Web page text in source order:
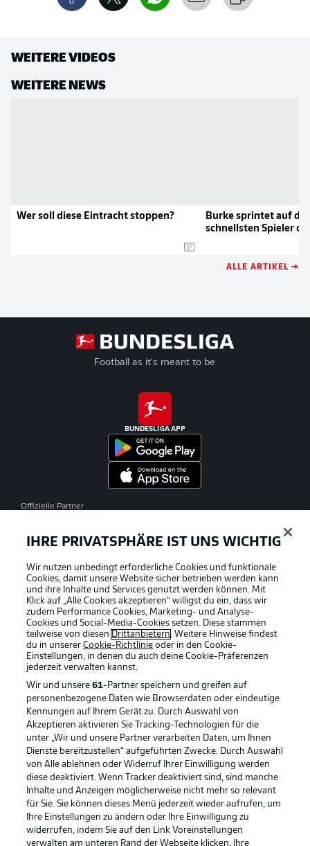
WEITERE VIDEOS
WEITERE NEWS
Wer soll diese Eintracht stoppen?
Burke sprintet auf die
schnellsten Spieler
ALLE ARTIKEL →
Football as it's meant to be
BUNDESLIGA APP
Offizielle Partner
Rechtliche Hinweise Voreinstellungen verwalten
Datenschutz Nutzungsbedingungen
Broadcaster Kontakt
Jobs Impressum
IHRE PRIVATSPHÄRE IST UNS WICHTIG
Wir nutzen unbedingt erforderliche Cookies und funktionale
Cookies, damit unsere Website sicher betrieben werden kann
und ihre Inhalte und Services genutzt werden können. Mit
Klick auf „Alle Cookies akzeptieren“ willigst du ein, dass wir
zudem Performance Cookies, Marketing- und Analyse-
Cookies und Social-Media-Cookies setzen. Diese stammen
teilweise von diesen Drittanbietern. Weitere Hinweise findest
du in unsererCookie-Richtlinie oder in den Cookie-
Einstellungen, in denen du auch deine Cookie-Präferenzen
jederzeit verwalten kannst.
Wir und unsere61-Partner speichern und greifen auf
personenbezogene Daten wie Browserdaten oder eindeutige
Kennungen auf Ihrem Gerät zu. Durch Auswahl von
Akzeptieren aktivieren Sie Tracking-Technologien für die
unter „Wir und unsere Partner verarbeiten Daten, um Ihnen
Dienste bereitzustellen“ aufgeführten Zwecke. Durch Auswahl
von Alle ablehnen oder Widerruf Ihrer Einwilligung werden
diese deaktiviert. Wenn Tracker deaktiviert sind, sind manche
Inhalte und Anzeigen möglicherweise nicht mehr so relevant
für Sie. Sie können dieses Menü jederzeit wieder aufrufen, um
Ihre Einstellungen zu ändern oder Ihre Einwilligung zu
widerrufen, indem Sie auf den Link Voreinstellungen
verwalten am unteren Rand der Webseite klicken. Ihre